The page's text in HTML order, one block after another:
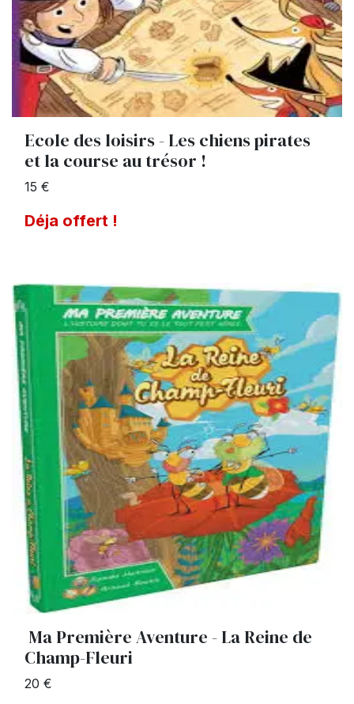
Ecole des loisirs - Les chiens pirates
et la course au trésor !
15 €
Déja offert !
Ma Première Aventure - La Reine de
Champ-Fleuri
20 €